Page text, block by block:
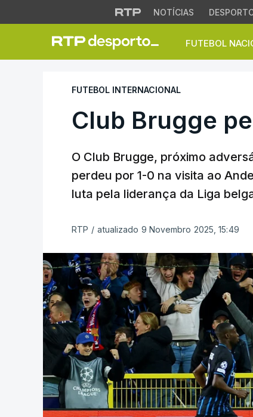
NOTÍCIAS
FUTEBOL
Club Brugge
FUTEBOL INTERNACIONAL
Club Brugge
O Club Brugge, próximo
perdeu por 1-0 na visita ao
luta pela liderança da Liga
RTP / atualizado 9 Novembro 2025, 15:49